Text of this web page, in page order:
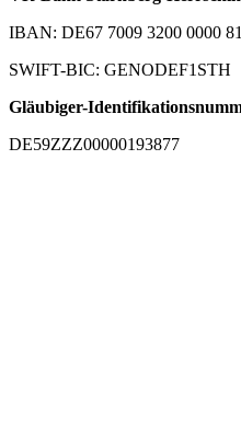
IBAN: DE67 7009 3200 0000
SWIFT-BIC: GENODEF1STH
Gläubiger-
DE59ZZZ00000193877